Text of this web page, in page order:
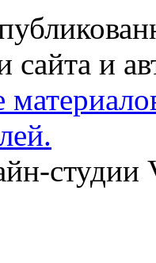
сайта и
студии